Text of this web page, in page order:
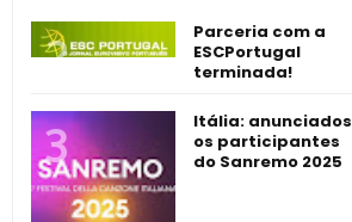
Parceria com a
ESCPortugal
terminada!
Itália: anunciados
os participantes
do Sanremo 2025